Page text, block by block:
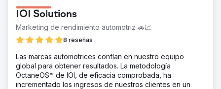
IOI Solutions
Marketing de rendimiento automotriz 🚗📈
8 reseñas
Las marcas automotrices confían en nuestro equipo
global para obtener resultados. La metodología
OctaneOS™ de IOI, de eficacia comprobada, ha
incrementado los ingresos de nuestros clientes en un